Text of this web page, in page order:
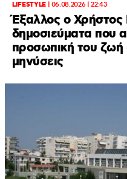
LIFESTYLE| 06.08.2026 | 22:43
Έξαλλος ο Χρήστος
δημοσιεύματα που
προσωπική του ζωή
μηνύσεις